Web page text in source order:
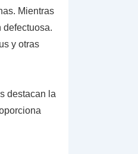
Mientras
defectuosa.
y otras
destacan la